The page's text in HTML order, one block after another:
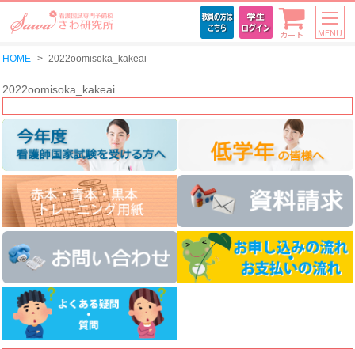
カート MENU
HOME 2022oomisoka_kakeai
2022oomisoka_kakeai